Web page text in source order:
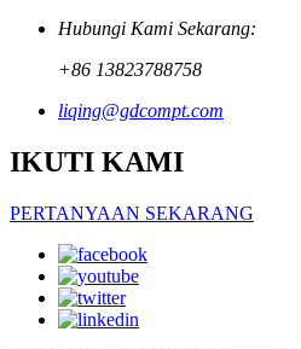
Hubungi Kami Sekarang:
+86 13823788758
liqing@gdcompt.com
IKUTI KAMI
PERTANYAAN SEKARANG